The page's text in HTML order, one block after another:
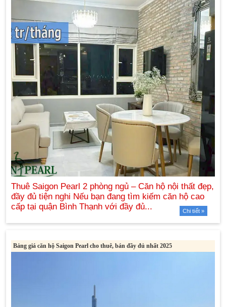
Chi tiết »
Bảng giá căn hộ Saigon Pearl cho thuê, bán đầy đủ nhất 2025